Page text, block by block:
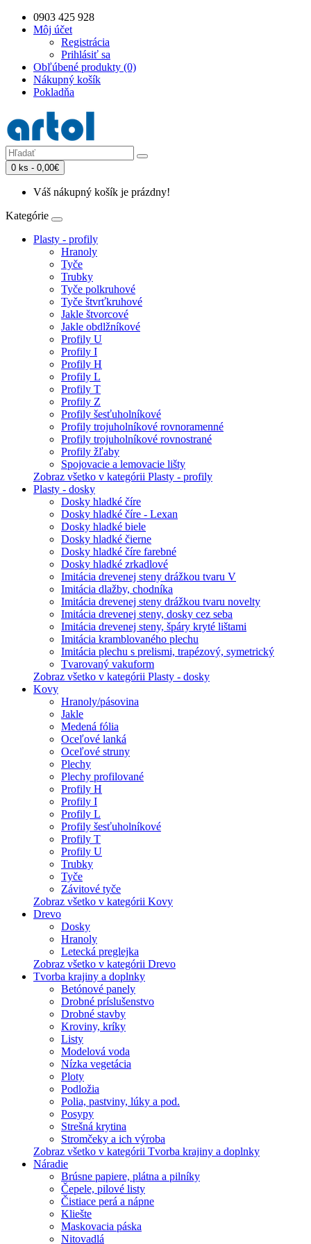
0903 425 928
Môj účet
Registrácia
Prihlásiť sa
Obľúbené produkty (0)
Nákupný košík
Pokladňa
0 ks - 0,00€
Váš nákupný košík je prázdny!
Kategórie
Plasty - profily
Hranoly
Tyče
Trubky
Tyče polkruhové
Tyče štvrťkruhové
Jakle štvorcové
Jakle obdlžníkové
Profily U
Profily I
Profily H
Profily L
Profily T
Profily Z
Profily šesťuholníkové
Profily trojuholníkové rovnoramenné
Profily trojuholníkové rovnostrané
Profily žľaby
Spojovacie a lemovacie lišty
Zobraz všetko v kategórii Plasty - profily
Plasty - dosky
Dosky hladké číre
Dosky hladké číre - Lexan
Dosky hladké biele
Dosky hladké čierne
Dosky hladké číre farebné
Dosky hladké zrkadlové
Imitácia drevenej steny drážkou tvaru V
Imitácia dlažby, chodníka
Imitácia drevenej steny drážkou tvaru novelty
Imitácia drevenej steny, dosky cez seba
Imitácia drevenej steny, špáry kryté lištami
Imitácia kramblovaného plechu
Imitácia plechu s prelismi, trapézový, symetrický
Tvarovaný vakuform
Zobraz všetko v kategórii Plasty - dosky
Kovy
Hranoly/pásovina
Jakle
Medená fólia
Oceľové lanká
Oceľové struny
Plechy
Plechy profilované
Profily H
Profily I
Profily L
Profily šesťuholníkové
Profily T
Profily U
Trubky
Tyče
Závitové tyče
Zobraz všetko v kategórii Kovy
Drevo
Dosky
Hranoly
Letecká preglejka
Zobraz všetko v kategórii Drevo
Tvorba krajiny a doplnky
Betónové panely
Drobné príslušenstvo
Drobné stavby
Kroviny, kríky
Listy
Modelová voda
Nízka vegetácia
Ploty
Podložia
Polia, pastviny, lúky a pod.
Posypy
Strešná krytina
Stromčeky a ich výroba
Zobraz všetko v kategórii Tvorba krajiny a doplnky
Náradie
Brúsne papiere, plátna a pilníky
Čepele, pilové listy
Čistiace perá a nápne
Kliešte
Maskovacia páska
Nitovadlá